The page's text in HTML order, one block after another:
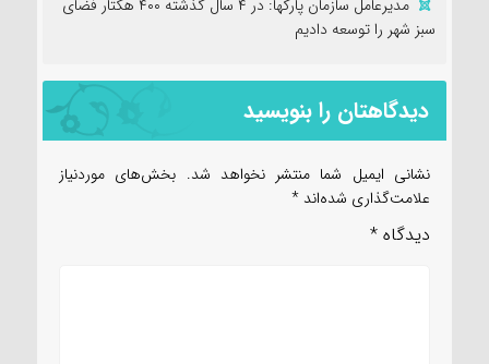
مدیرعامل سازمان پارکها: در ۴ سال گذشته ۴۰۰ هکتار فضای
سبز شهر را توسعه دادیم
دیدگاهتان را بنویسید
نشانی ایمیل شما منتشر نخواهد شد. بخش‌های موردنیاز
علامت‌گذاری شده‌اند *
دیدگاه *